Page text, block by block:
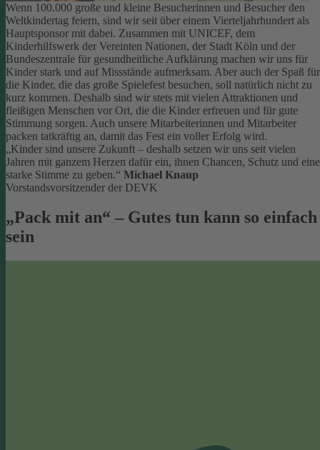
Wenn 100.000 große und kleine Besucherinnen und Besucher den
Weltkindertag feiern, sind wir seit über einem Vierteljahrhundert als
Hauptsponsor mit dabei. Zusammen mit UNICEF, dem
Kinderhilfswerk der Vereinten Nationen, der Stadt Köln und der
Bundeszentrale für gesundheitliche Aufklärung machen wir uns für
Kinder stark und auf Missstände aufmerksam. Aber auch der Spaß für
die Kinder, die das große Spielefest besuchen, soll natürlich nicht zu
kurz kommen. Deshalb sind wir stets mit vielen Attraktionen und
fleißigen Menschen vor Ort, die die Kinder erfreuen und für gute
Stimmung sorgen. Auch unsere Mitarbeiterinnen und Mitarbeiter
packen tatkräftig an, damit das Fest ein voller Erfolg wird.
„Kinder sind unsere Zukunft – deshalb setzen wir uns seit vielen
Jahren mit ganzem Herzen dafür ein, ihnen Chancen, Schutz und eine
starke Stimme zu geben.“ Michael Knaup
Vorstandsvorsitzender der DEVK
„Pack mit an“ – Gutes tun kann so einfach
sein